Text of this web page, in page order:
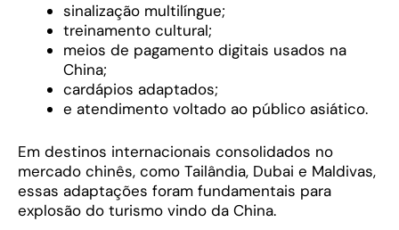
sinalização multilíngue;
treinamento cultural;
meios de pagamento digitais usados na
China;
cardápios adaptados;
e atendimento voltado ao público asiático.
Em destinos internacionais consolidados no
mercado chinês, como Tailândia, Dubai e Maldivas,
essas adaptações foram fundamentais para
explosão do turismo vindo da China.